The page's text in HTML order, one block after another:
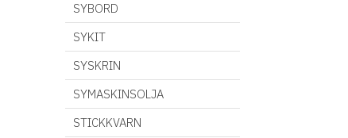
SYBORD
SYKIT
SYSKRIN
SYMASKINSOLJA
STICKKVARN